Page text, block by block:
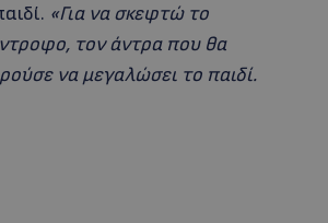
«Για να σκεφτώ το
τον άντρα που θα
να μεγαλώσει το παιδί.